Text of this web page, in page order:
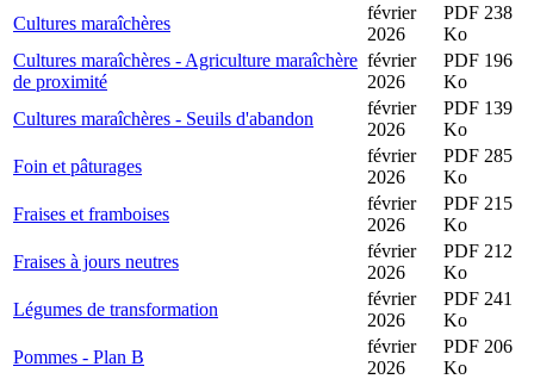
Cultures maraîchères
février
2026
PDF 238
Ko
Cultures maraîchères - Agriculture maraîchère
de proximité
février
2026
PDF 196
Ko
Cultures maraîchères - Seuils d'abandon
février
2026
PDF 139
Ko
Foin et pâturages
février
2026
PDF 285
Ko
Fraises et framboises
février
2026
PDF 215
Ko
Fraises à jours neutres
février
2026
PDF 212
Ko
Légumes de transformation
février
2026
PDF 241
Ko
Pommes - Plan B
février
2026
PDF 206
Ko